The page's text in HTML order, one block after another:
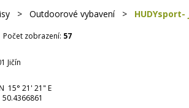
> Outdoorové vybavení> HUDYsport-
Počet zobrazení: 57
Jičín
15° 21' 21" E